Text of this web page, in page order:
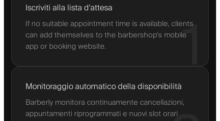
1
Iscriviti alla lista d'attesa
If no suitable appointment time is available, clients
can add themselves to the barbershop’s mobile
app or booking website.
Monitoraggio automatico della disponibilità
Barberly monitora continuamente cancellazioni,
appuntamenti riprogrammati e nuovi slot orari